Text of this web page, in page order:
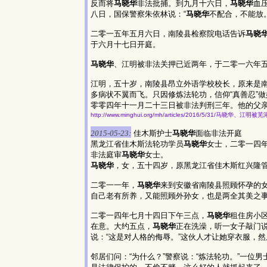
反而将马晓华非法批捕。到九月十六日， 马晓华血
八日，国保警察朱依林说：“马晓华不配合，不能放
二零一五年五月六日，南陵县检察院电话告诉马晓
于六月十七日开庭。
马晓华、江明被非法关押已近两年，于二零一六年
江明，五十岁，南陵县昂立外语学校校长，原来是
多病状不翼而飞。只因修炼法轮功，信仰“真善忍”
零零四年十一月二十三日被非法判刑三年。他的父
http://www.minghui.org/mh/articles/2016/5/31/马晓华、江明被芜
2015-05-23: 佳木斯护士马晓华面临非法开庭
黑龙江省佳木斯法轮功学员马晓华女士，二零一四
非法庭审马晓华女士。
马晓华，女，五十四岁，原黑龙江省佳木斯红兴隆
二零一一年， 马晓华来到安徽省南陵县照顾怀孕的
自己老有所养，又能照顾外孙女，也是两全其美之
二零一四年七月十四日下午三点， 马晓华租住房小
在意。大约五点， 马晓华正在洗澡，听一女子敲门
说：“这是对人格的侮辱。”这伙人才让她穿衣服，
邻居们问：“为什么？”警察说：“炼法轮功。”一位